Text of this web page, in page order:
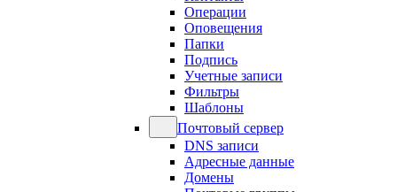
Операции
Оповещения
Папки
Подпись
Учетные записи
Фильтры
Шаблоны
Почтовый сервер
DNS записи
Адресные данные
Домены